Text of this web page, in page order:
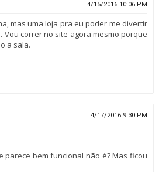
4/15/2016 10:06 PM
mas uma loja pra eu poder me divertir
Vou correr no site agora mesmo porque
a sala.
4/17/2016 9:30 PM
parece bem funcional não é? Mas ficou